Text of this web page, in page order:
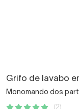
Grifo de lavabo
Monomando dos